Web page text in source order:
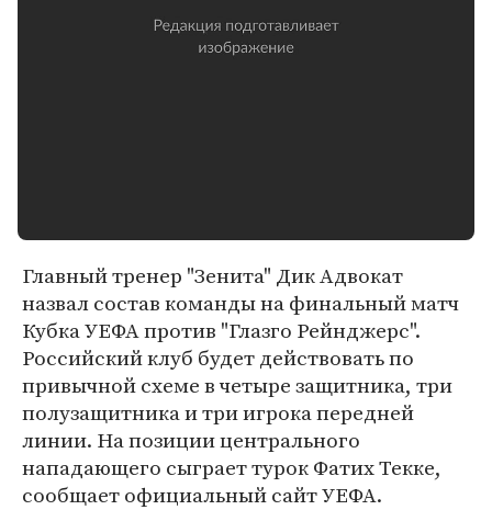
Главный тренер "Зенита" Дик Адвокат
назвал состав команды на финальный матч
Кубка УЕФА против "Глазго Рейнджерс".
Российский клуб будет действовать по
привычной схеме в четыре защитника, три
полузащитника и три игрока передней
линии. На позиции центрального
нападающего сыграет турок Фатих Текке,
сообщает официальный сайт УЕФА.